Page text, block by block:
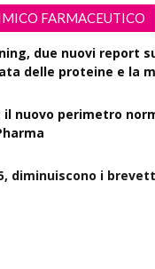
FARMACEUTICO
due nuovi report
delle proteine e la
il nuovo perimetro
diminuiscono i